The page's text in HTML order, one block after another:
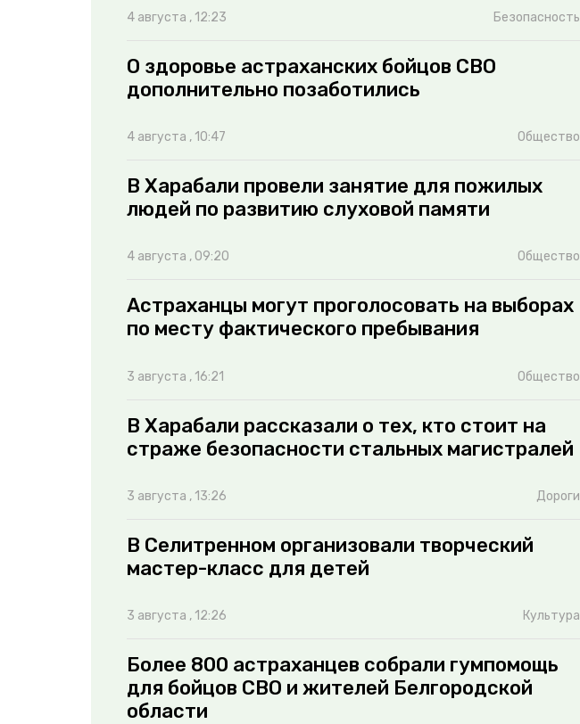
4 августа , 12:23 Безопасность
О здоровье астраханских бойцов СВО
дополнительно позаботились
4 августа , 10:47 Общество
В Харабали провели занятие для пожилых
людей по развитию слуховой памяти
4 августа , 09:20 Общество
Астраханцы могут проголосовать на выборах
по месту фактического пребывания
3 августа , 16:21 Общество
В Харабали рассказали о тех, кто стоит на
страже безопасности стальных магистралей
3 августа , 13:26 Дороги
В Селитренном организовали творческий
мастер-класс для детей
3 августа , 12:26 Культура
Более 800 астраханцев собрали гумпомощь
для бойцов СВО и жителей Белгородской
области